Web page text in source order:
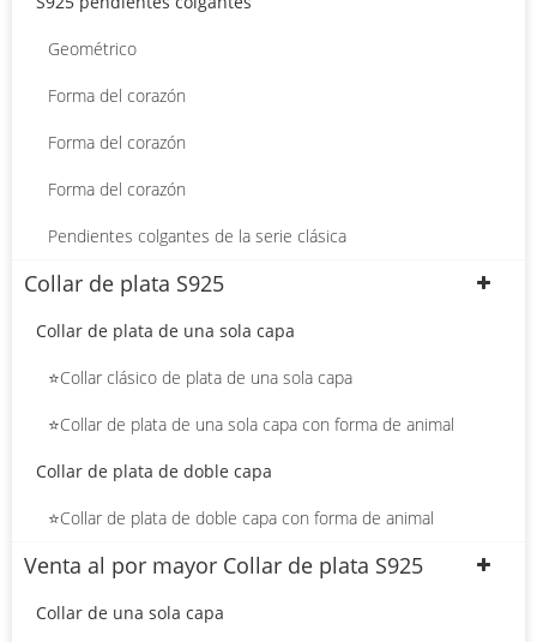
Geométrico
Forma del corazón
Forma del corazón
Forma del corazón
Pendientes colgantes de la serie clásica
Collar de plata S925
Collar de plata de una sola capa
⭐Collar clásico de plata de una sola capa
⭐Collar de plata de una sola capa con forma de animal
Collar de plata de doble capa
⭐Collar de plata de doble capa con forma de animal
Venta al por mayor Collar de plata S925
Collar de una sola capa